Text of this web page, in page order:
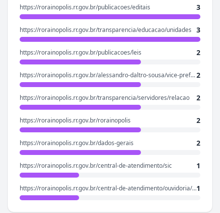
https://rorainopolis.rr.gov.br/publicacoes/editais 3
https://rorainopolis.rr.gov.br/transparencia/educacao/unidades 3
https://rorainopolis.rr.gov.br/publicacoes/leis 2
https://rorainopolis.rr.gov.br/alessandro-daltro-sousa/vice-prefeito-a...2
https://rorainopolis.rr.gov.br/transparencia/servidores/relacao 2
https://rorainopolis.rr.gov.br/rorainopolis 2
https://rorainopolis.rr.gov.br/dados-gerais 2
https://rorainopolis.rr.gov.br/central-de-atendimento/sic 1
https://rorainopolis.rr.gov.br/central-de-atendimento/ouvidoria/manife...1